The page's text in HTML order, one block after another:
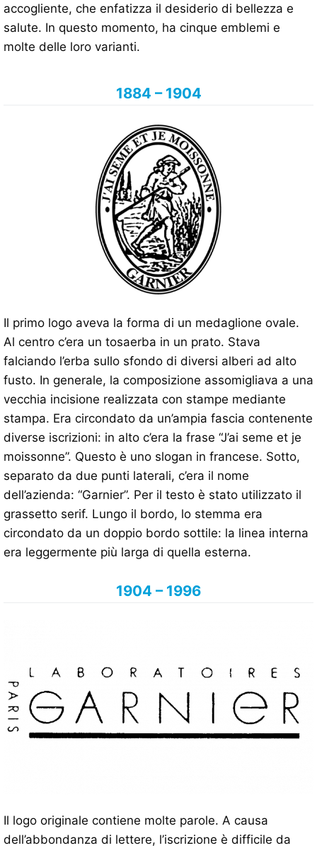
accogliente, che enfatizza il desiderio di bellezza e
salute. In questo momento, ha cinque emblemi e
molte delle loro varianti.
1884 – 1904
Il primo logo aveva la forma di un medaglione ovale.
Al centro c’era un tosaerba in un prato. Stava
falciando l’erba sullo sfondo di diversi alberi ad alto
fusto. In generale, la composizione assomigliava a una
vecchia incisione realizzata con stampe mediante
stampa. Era circondato da un’ampia fascia contenente
diverse iscrizioni: in alto c’era la frase “J’ai seme et je
moissonne”. Questo è uno slogan in francese. Sotto,
separato da due punti laterali, c’era il nome
dell’azienda: “Garnier”. Per il testo è stato utilizzato il
grassetto serif. Lungo il bordo, lo stemma era
circondato da un doppio bordo sottile: la linea interna
era leggermente più larga di quella esterna.
1904 – 1996
Il logo originale contiene molte parole. A causa
dell’abbondanza di lettere, l’iscrizione è difficile da